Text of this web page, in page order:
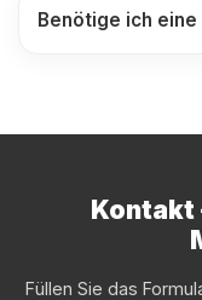
Benötige ich eine
Kontakt
Füllen Sie das